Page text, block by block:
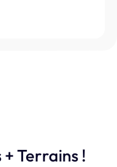
Terrains !